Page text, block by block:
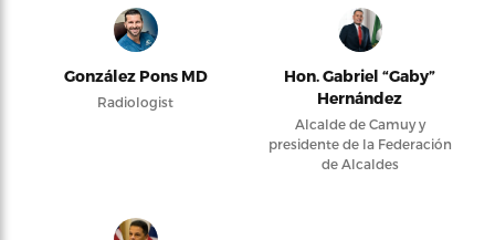
González Pons MD
Radiologist
Hon. Gabriel “Gaby”
Hernández
Alcalde de Camuy y
presidente de la Federación
de Alcaldes